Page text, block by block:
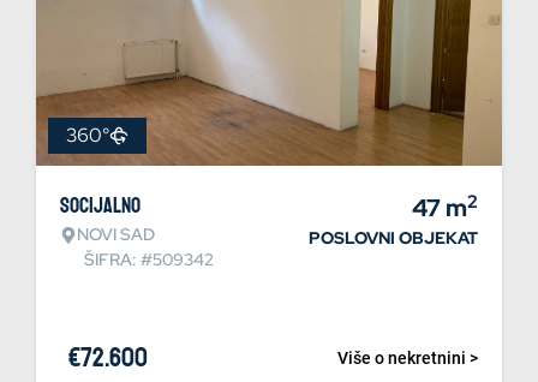
360°
Socijalno
NOVI SAD
ŠIFRA: #509342
47m2
POSLOVNI OBJEKAT
Više o nekretnini >
€72.600